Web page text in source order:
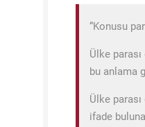
“Konusu
Ülke
bu anlama
Ülke
ifade